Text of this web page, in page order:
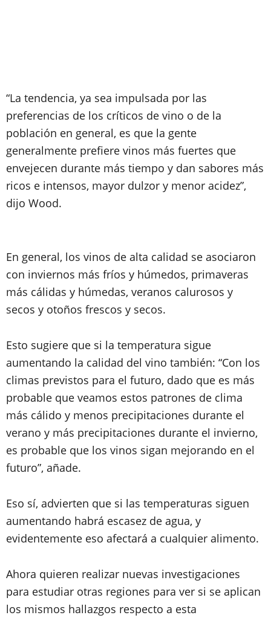
“La tendencia, ya sea impulsada por las
preferencias de los críticos de vino o de la
población en general, es que la gente
generalmente prefiere vinos más fuertes que
envejecen durante más tiempo y dan sabores más
ricos e intensos, mayor dulzor y menor acidez”,
dijo Wood.
En general, los vinos de alta calidad se asociaron
con inviernos más fríos y húmedos, primaveras
más cálidas y húmedas, veranos calurosos y
secos y otoños frescos y secos.
Esto sugiere que si la temperatura sigue
aumentando la calidad del vino también: “Con los
climas previstos para el futuro, dado que es más
probable que veamos estos patrones de clima
más cálido y menos precipitaciones durante el
verano y más precipitaciones durante el invierno,
es probable que los vinos sigan mejorando en el
futuro”, añade.
Eso sí, advierten que si las temperaturas siguen
aumentando habrá escasez de agua, y
evidentemente eso afectará a cualquier alimento.
Ahora quieren realizar nuevas investigaciones
para estudiar otras regiones para ver si se aplican
los mismos hallazgos respecto a esta